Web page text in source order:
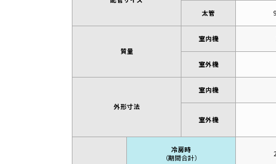
太管
質量
室内機
室外機
外形寸法
室内機
室外機
冷房時
（期間合計）